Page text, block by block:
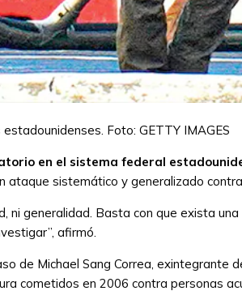
Foto: GETTY IMAGES
en el sistema federal
sistemático y generalizado
ni generalidad. Basta con que exista
afirmó.
de Michael Sang Correa, exintegrante
cometidos en 2006 contra personas